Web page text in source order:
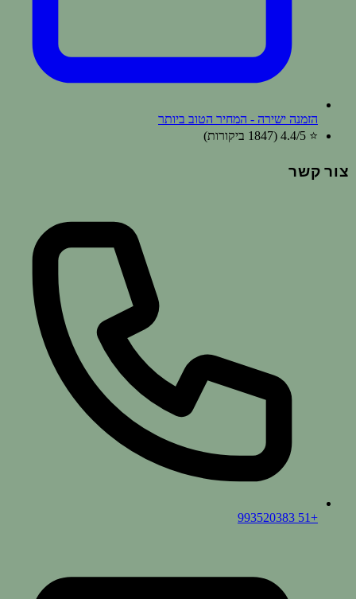
הזמנה ישירה - המחיר הטוב ביותר
⭐ 4.4/5 (1847
ביקורות)
צור קשר
+51 993520383